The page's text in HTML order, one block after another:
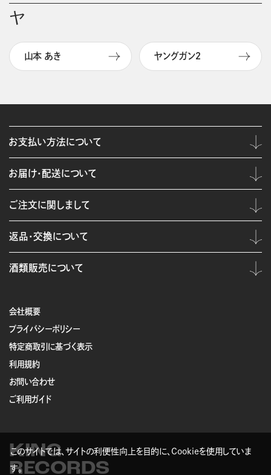
ヤ
山本 あき ヤングガン２
会社概要
プライバシーポリシー
特定商取引に基づく表示
利用規約
お問い合わせ
ご利用ガイド
KING
RECORDS
お支払い方法について
お届け・配送について
ご注文に関しまして
返品・交換について
酒類販売について
このサイトでは、サイトの利便性向上を目的に、Cookieを使用していま
す。